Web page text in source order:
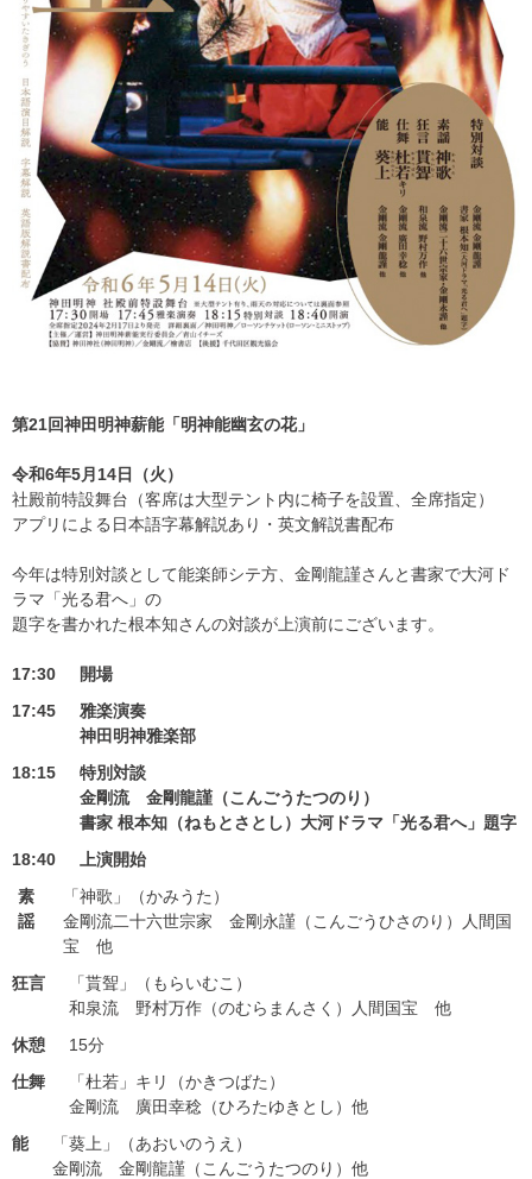
第21回神田明神薪能「明神能幽玄の花」
令和6年5月14日（火）
社殿前特設舞台（客席は大型テント内に椅子を設置、全席指定）
アプリによる日本語字幕解説あり・英文解説書配布
今年は特別対談として能楽師シテ方、金剛龍謹さんと書家で大河ド
ラマ「光る君へ」の
題字を書かれた根本知さんの対談が上演前にございます。
17:30
開場
17:45
雅楽演奏
神田明神雅楽部
18:15
特別対談
金剛流 金剛龍謹（こんごうたつのり）
書家 根本知（ねもとさとし）大河ドラマ「光る君へ」題字
18:40
上演開始
素
謡
「神歌」（かみうた）
金剛流二十六世宗家 金剛永謹（こんごうひさのり）人間国
宝 他
狂言
「貰聟」（もらいむこ）
和泉流 野村万作（のむらまんさく）人間国宝 他
休憩
15分
仕舞
「杜若」キリ（かきつばた）
金剛流 廣田幸稔（ひろたゆきとし）他
能
「葵上」（あおいのうえ）
金剛流 金剛龍謹（こんごうたつのり）他